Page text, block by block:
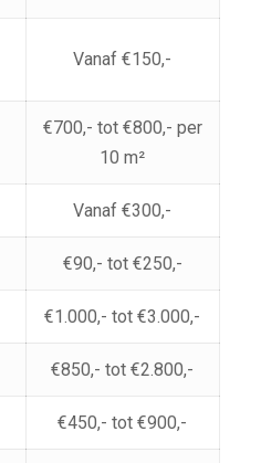
Vanaf €150,-
€700,- tot €800,- per
10 m²
Vanaf €300,-
€90,- tot €250,-
€1.000,- tot €3.000,-
€850,- tot €2.800,-
€450,- tot €900,-